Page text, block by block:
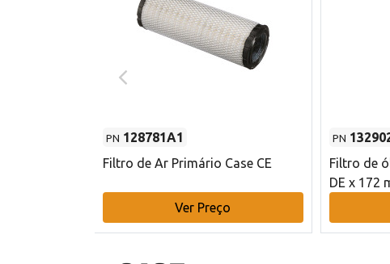
PN 128781A1
Filtro de Ar Primário Case CE
Ver Preço
PN
Filtro de
DE x 172